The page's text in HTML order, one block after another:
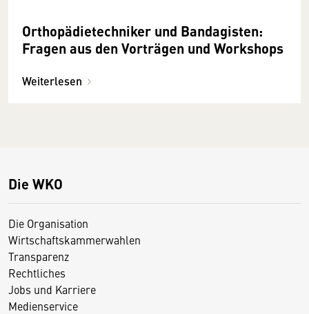
Orthopädietechniker und Bandagisten:
Fragen aus den Vorträgen und Workshops
Weiterlesen
Die WKO
Die Organisation
Wirtschaftskammerwahlen
Transparenz
Rechtliches
Jobs und Karriere
Medienservice